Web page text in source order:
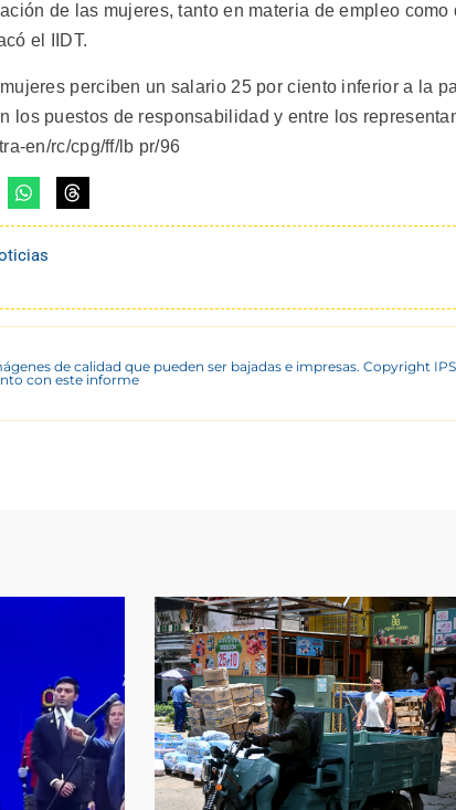
de las mujeres, tanto en materia de empleo
el IIDT.
perciben un salario 25 por ciento inferior a la
los puestos de responsabilidad y entre los
en/rc/cpg/ff/lb pr/96
de calidad que pueden ser bajadas e impresas. Copyright
con este informe